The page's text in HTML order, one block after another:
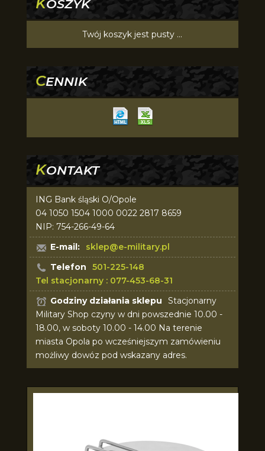
KOSZYK
Twój koszyk jest pusty ...
CENNIK
KONTAKT
ING Bank śląski O/Opole
04 1050 1504 1000 0022 2817 8659
NIP: 754-266-49-64
E-mail:
sklep@e-military.pl
Telefon
501-225-148
Tel stacjonarny : 077-453-68-31
Godziny działania sklepu
Stacjonarny
Military Shop czyny w dni powszednie 10.00 -
18.00, w soboty 10.00 - 14.00 Na terenie
miasta Opola po wcześniejszym zamówieniu
możliwy dowóz pod wskazany adres.